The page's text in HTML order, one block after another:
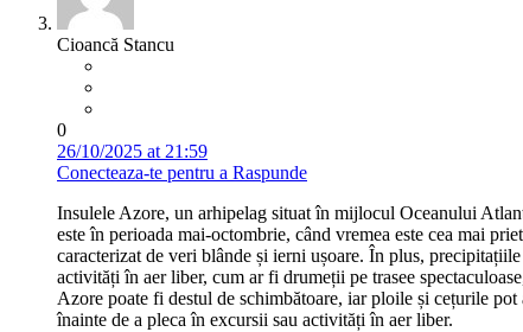
Cioancă Stancu
0
26/10/2025 at 21:59
Conecteaza-te pentru a Raspunde
Insulele Azore, un arhipelag situat în mijlocul Oceanului
este în perioada mai-octombrie, când vremea este cea mai
caracterizat de veri blânde și ierni ușoare. În plus,
activități în aer liber, cum ar fi drumeții pe trasee
Azore poate fi destul de schimbătoare, iar ploile și cețurile
înainte de a pleca în excursii sau activități în aer liber.